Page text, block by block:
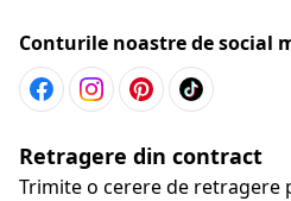
Conturile noastre de social
Retragere din contract
Trimite o cerere de retragere